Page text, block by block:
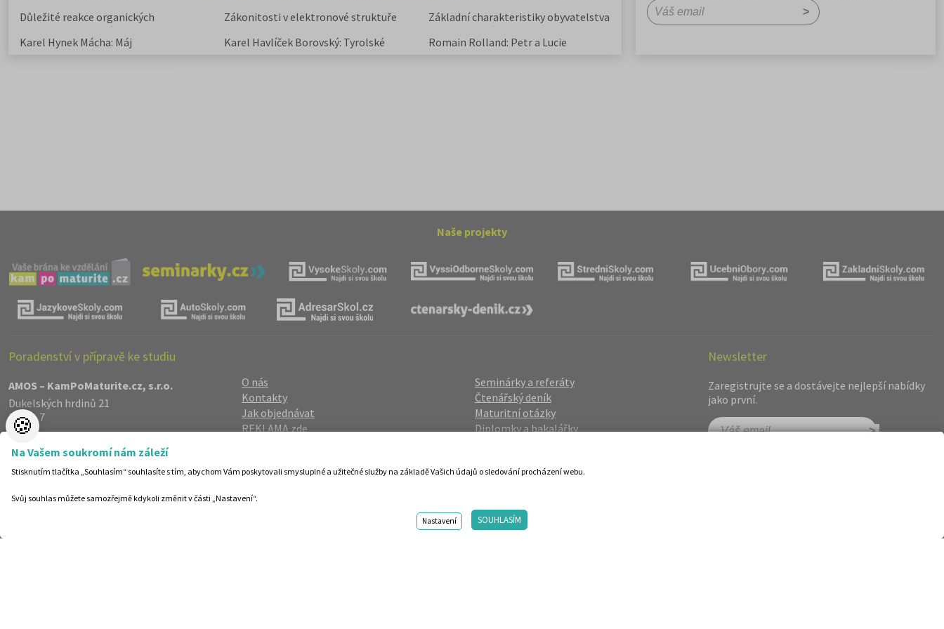
Důležité reakce organických
sloučenin a jejich význam
Zákonitosti v elektronové struktuře
Základní charakteristiky obyvatelstva
a geografie sídel
Karel Hynek Mácha: Máj
Karel Havlíček Borovský: Tyrolské
Romain Rolland: Petr a Lucie
Naše projekty
Poradenství v přípravě ke studiu
AMOS – KamPoMaturite.cz, s.r.o.
Dukelských hrdinů 21
Praha 7
170 00
info@kampomaturite.cz
O nás
Kontakty
Jak objednávat
REKLAMA zde
Registrace/Login
Helpdesk
Seminárky a referáty
Čtenářský deník
Maturitní otázky
Diplomky a bakalářky
Přijímací zkoušky
Newsletter
Zaregistrujte se a dostávejte nejlepší nabídky
jako první.
🍪
Na Vašem soukromí nám záleží
Stisknutím tlačítka „Souhlasím“ souhlasíte s tím, abychom Vám poskytovali smysluplné a užitečné služby na základě Vašich údajů o sledování procházení webu.
Svůj souhlas můžete samozřejmě kdykoli změnit v části „Nastavení“.
Nastavení SOUHLASÍM